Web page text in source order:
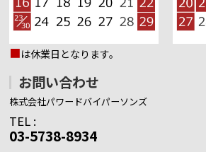
■は休業日となります。
お問い合わせ
株式会社パワードバイパーソンズ
TEL :
03-5738-8934